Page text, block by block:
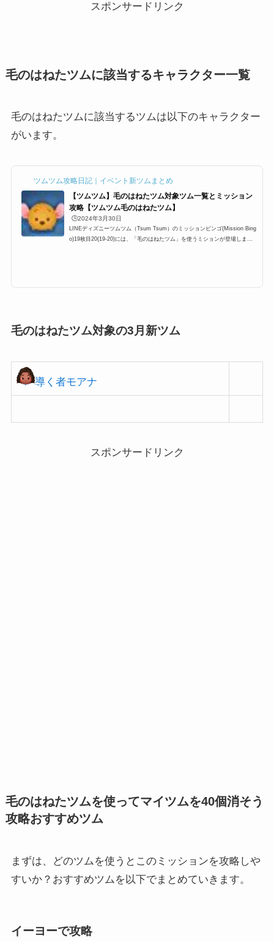
スポンサードリンク
毛のはねたツムに該当するキャラクター一覧
毛のはねたツムに該当するツムは以下のキャラクター
がいます。
ツムツム攻略日記｜イベント新ツムまとめ
【ツムツム】毛のはねたツム対象ツム一覧とミッション
攻略【ツムツム毛のはねたツム】
🕒️2024年3月30日
LINEディズニーツムツム（Tsum Tsum）のミッションビンゴ(Mission Bing
o)19枚目20(19-20)には、「毛のはねたツム」を使うミションが登場しま
毛のはねたツム対象の3月新ツム
導く者モアナ
スポンサードリンク
毛のはねたツムを使ってマイツムを40個消そう
攻略おすすめツム
まずは、どのツムを使うとこのミッションを攻略しや
すいか？おすすめツムを以下でまとめていきます。
イーヨーで攻略